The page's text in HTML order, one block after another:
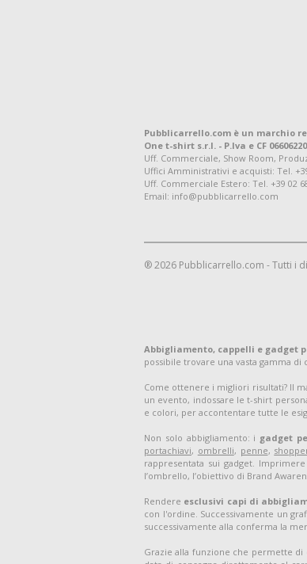
Pubblicarrello.com è un marchio
One t-shirt s.r.l. - P.Iva e CF
Uff. Commerciale, Show Room,
Uffici Amministrativi e acquisti: Tel.
Uff. Commerciale Estero: Tel. +39 02
Email: info@pubblicarrello.com
® 2026 Pubblicarrello.com - Tutti i
Abbigliamento, cappelli e gadget
possibile trovare una vasta gamma
Come ottenere i migliori risultati? Il
un evento, indossare le t-shirt
e colori, per accontentare tutte le
Non solo abbigliamento: i gadget
portachiavi, ombrelli, penne,
rappresentata sui gadget.
l’ombrello, l’obiettivo di Brand
Rendere esclusivi capi di
con l'ordine. Successivamente un
successivamente alla conferma la
Grazie alla funzione che permette di